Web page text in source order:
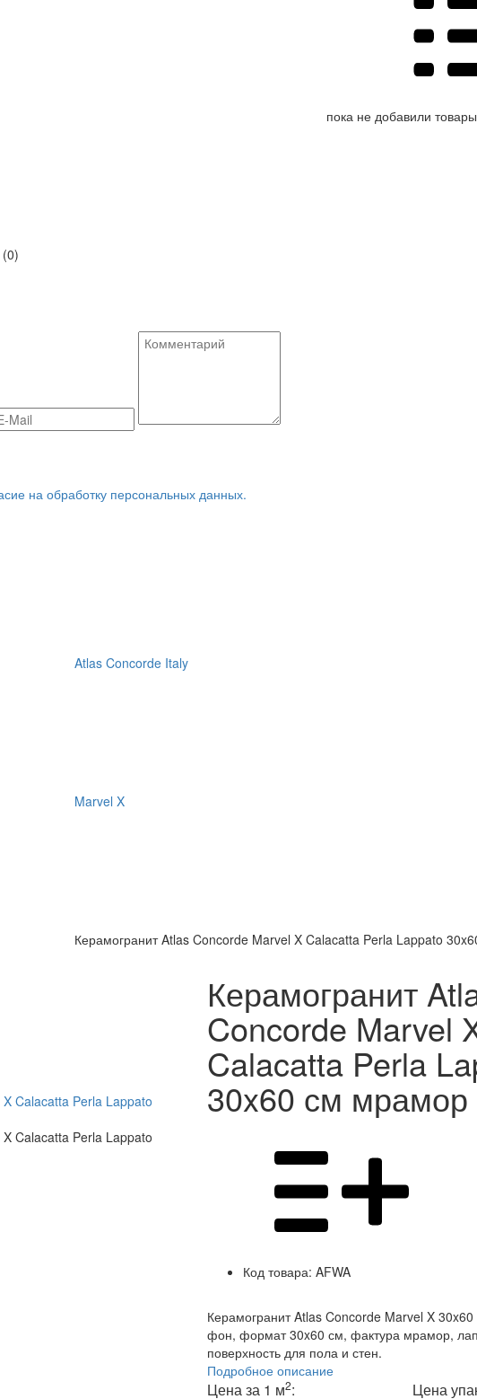
пока не добавили
на обработку персональных данных.
Atlas Concorde Italy
Marvel X
Керамогранит Atlas Concorde Marvel X Calacatta Perla Lappato
Керамогранит
Concorde Marvel
Calacatta Perla
30x60 см мрамор
Код товара: AFWA
Керамогранит Atlas Concorde Marvel X
фон, формат 30x60 см, фактура мрамор,
поверхность для пола и стен.
Подробное описание
Цена за 1 м2: Цена